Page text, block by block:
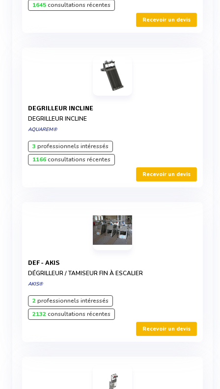
1645consultations récentes
Recevoir un devis
DEGRILLEUR INCLINE
DEGRILLEUR INCLINE
AQUAREM®
3 professionnels intéressés
1166consultations récentes
Recevoir un devis
DEF - AKIS
DÉGRILLEUR / TAMISEUR FIN À ESCALIER
AKIS®
2professionnels intéressés
2132consultations récentes
Recevoir un devis